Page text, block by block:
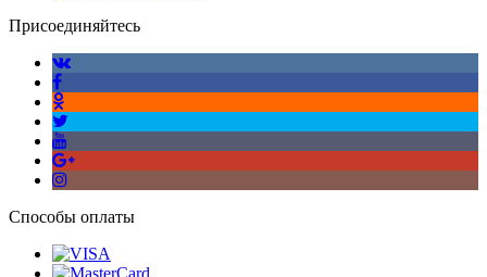
Присоединяйтесь
Способы оплаты